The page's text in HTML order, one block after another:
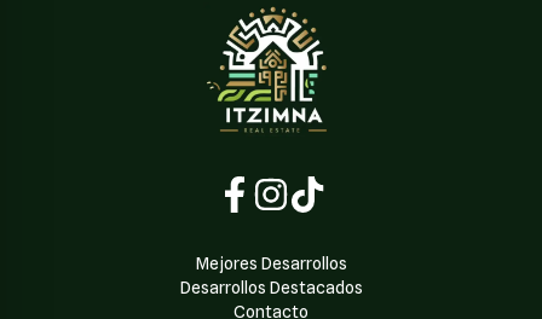
Mejores Desarrollos
Desarrollos Destacados
Contacto